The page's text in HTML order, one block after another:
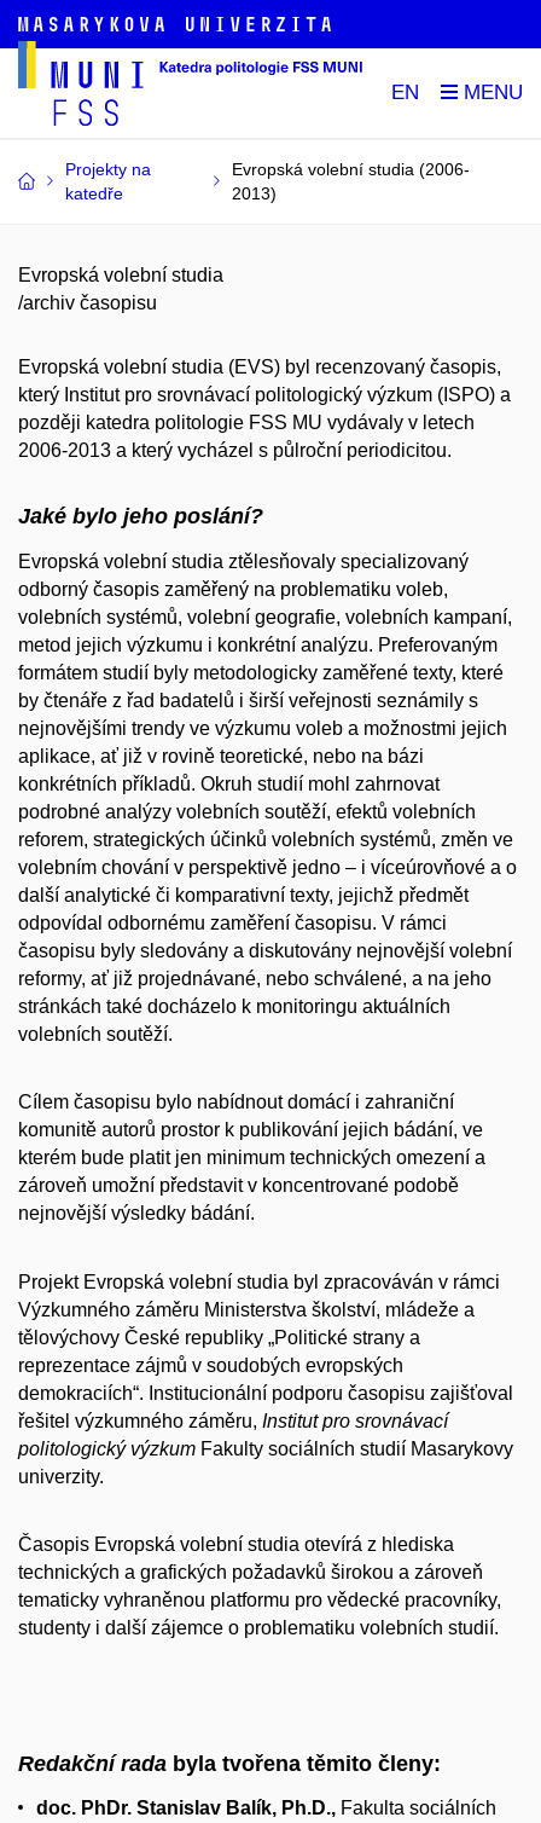
EN
Projekty na
katedře
Evropská volební studia (2006-
2013)
Evropská volební studia
/archiv časopisu
Evropská volební studia (EVS) byl recenzovaný časopis,
který Institut pro srovnávací politologický výzkum (ISPO) a
později katedra politologie FSS MU vydávaly v letech
2006-2013 a který vycházel s půlroční periodicitou.
Jaké bylo jeho poslání?
Evropská volební studia ztělesňovaly specializovaný
odborný časopis zaměřený na problematiku voleb,
volebních systémů, volební geografie, volebních kampaní,
metod jejich výzkumu i konkrétní analýzu. Preferovaným
formátem studií byly metodologicky zaměřené texty, které
by čtenáře z řad badatelů i širší veřejnosti seznámily s
nejnovějšími trendy ve výzkumu voleb a možnostmi jejich
aplikace, ať již v rovině teoretické, nebo na bázi
konkrétních příkladů. Okruh studií mohl zahrnovat
podrobné analýzy volebních soutěží, efektů volebních
reforem, strategických účinků volebních systémů, změn ve
volebním chování v perspektivě jedno – i víceúrovňové a o
další analytické či komparativní texty, jejichž předmět
odpovídal odbornému zaměření časopisu. V rámci
časopisu byly sledovány a diskutovány nejnovější volební
reformy, ať již projednávané, nebo schválené, a na jeho
stránkách také docházelo k monitoringu aktuálních
volebních soutěží.
Cílem časopisu bylo nabídnout domácí i zahraniční
komunitě autorů prostor k publikování jejich bádání, ve
kterém bude platit jen minimum technických omezení a
zároveň umožní představit v koncentrované podobě
nejnovější výsledky bádání.
Projekt Evropská volební studia byl zpracováván v rámci
Výzkumného záměru Ministerstva školství, mládeže a
tělovýchovy České republiky „Politické strany a
reprezentace zájmů v soudobých evropských
demokraciích“. Institucionální podporu časopisu zajišťoval
řešitel výzkumného záměru, Institut pro srovnávací
politologický výzkum Fakulty sociálních studií Masarykovy
univerzity.
Časopis Evropská volební studia otevírá z hlediska
technických a grafických požadavků širokou a zároveň
tematicky vyhraněnou platformu pro vědecké pracovníky,
studenty i další zájemce o problematiku volebních studií.
Redakční rada byla tvořena těmito členy:
doc. PhDr. Stanislav Balík, Ph.D., Fakulta sociálních